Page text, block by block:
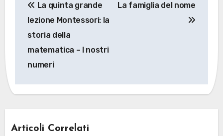
articoli
La quinta grande
lezione Montessori: la
storia della
matematica – I nostri
numeri
La famiglia del nome
Articoli Correlati